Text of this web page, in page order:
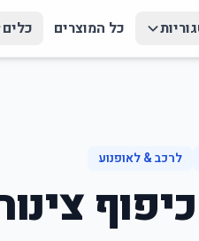
כל המוצרים כלים
לרכב & לאופנוע
צינורות